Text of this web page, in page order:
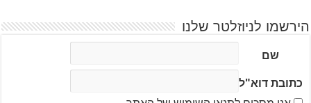
הירשמו לניוזלטר שלנו
שם
כתובת דוא"ל